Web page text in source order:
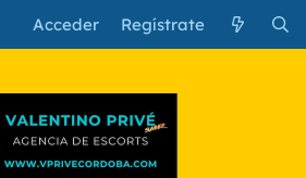
Acceder Regístrate